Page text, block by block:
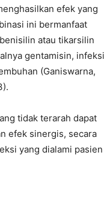
efek yang
ini bermanfaat
atau tikarsilin
gentamisin, infeksi
(Ganiswarna,
tidak terarah dapat
efek sinergis, secara
yang dialami pasien